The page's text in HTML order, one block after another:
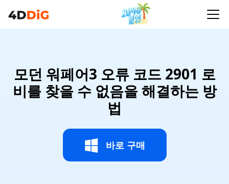
모던 워페어3 오류 코드 2901 로
비를 찾을 수 없음을 해결하는 방
법
바로 구매